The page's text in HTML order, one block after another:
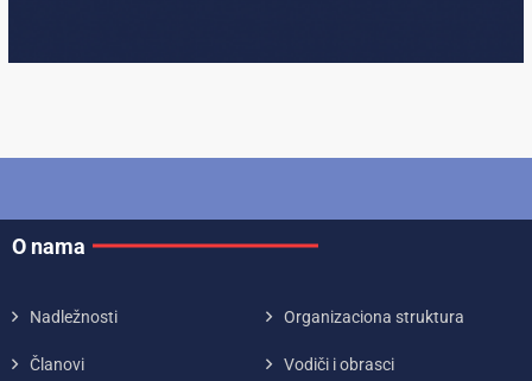
O nama
Nadležnosti Organizaciona struktura
Članovi Vodiči i obrasci